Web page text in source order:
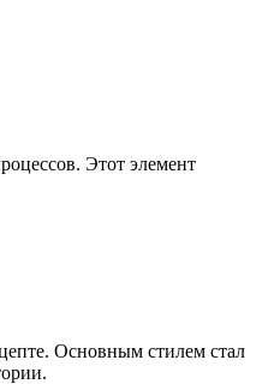
Этот элемент
Основным стилем стал